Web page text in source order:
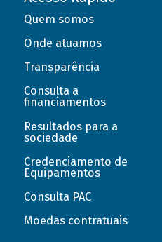
Quem somos
Onde atuamos
Transparência
Consulta a
financiamentos
Resultados para a
sociedade
Credenciamento de
Equipamentos
Consulta PAC
Moedas contratuais